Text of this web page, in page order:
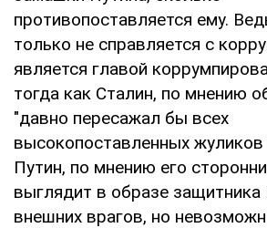
противопоставляется ему.
только не справляется с
является главой
тогда как Сталин, по мнению
"давно пересажал бы всех
высокопоставленных жуликов
Путин, по мнению его
выглядит в образе защитника
внешних врагов, но